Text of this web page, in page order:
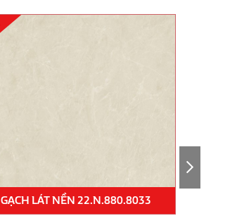
GẠCH LÁT NỀN 22.N.880.8033